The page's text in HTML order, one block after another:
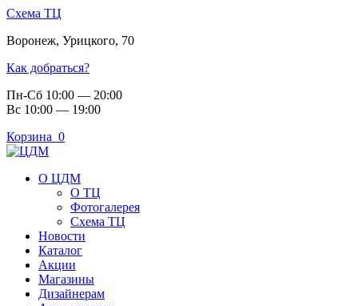
Схема ТЦ
Воронеж, Урицкого, 70
Как добраться?
Пн-Сб 10:00 — 20:00
Вс 10:00 — 19:00
Корзина 0
О ЦДМ
О ТЦ
Фотогалерея
Схема ТЦ
Новости
Каталог
Акции
Магазины
Дизайнерам